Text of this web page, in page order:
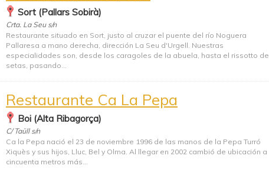
Sort (Pallars Sobirà)
Crta. La Seu s/n
Restaurante situado en Sort, justo al cruzar el puente del río Noguera
Pallaresa a mano derecha, dirección La Seu d'Urgell. Nuestras
especialidades son, desde los caragoles de la abuela, hasta el rissotto de
setas, pasando...
Restaurante Ca La Pepa
Boi (Alta Ribagorça)
C/ Taüll s/n
Ca la Pepa nació el 23 de noviembre 1996 de las manos de la Pepa Turró
Xiquès y sus hijos, Lluc, Bel y Olma. Al llegar en 2002 cambió de ubicación a
cincuenta metros más...